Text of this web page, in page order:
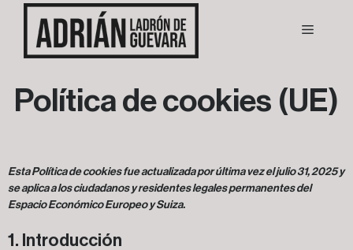
Política de cookies (UE)
Esta Política de cookies fue actualizada por última vez el julio 31, 2025 y
se aplica a los ciudadanos y residentes legales permanentes del
Espacio Económico Europeo y Suiza.
1. Introducción